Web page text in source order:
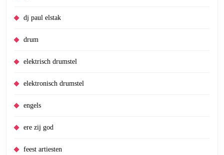
dj paul elstak
drum
elektrisch drumstel
elektronisch drumstel
engels
ere zij god
feest artiesten